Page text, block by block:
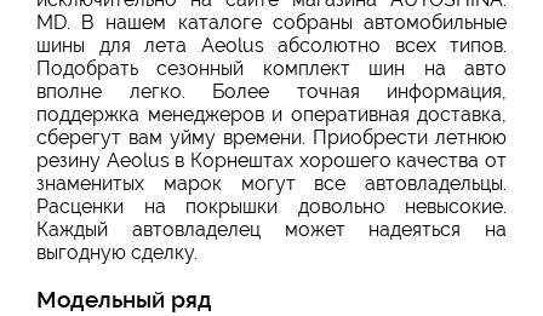
MD. В нашем каталоге собраны автомобильные
шины для лета Aeolus абсолютно всех типов.
Подобрать сезонный комплект шин на авто
вполне легко. Более точная информация,
поддержка менеджеров и оперативная доставка,
сберегут вам уйму времени. Приобрести летнюю
резину Aeolus в Корнештах хорошего качества от
знаменитых марок могут все автовладельцы.
Расценки на покрышки довольно невысокие.
Каждый автовладелец может надеяться на
выгодную сделку.
Модельный ряд